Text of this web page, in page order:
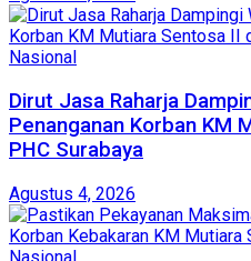
Nasional
Dirut Jasa Raharja
Penanganan Korban KM
PHC Surabaya
Agustus 4, 2026